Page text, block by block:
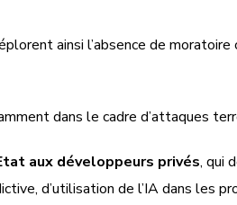
ainsi l’absence de
dans le cadre d’attaques
aux développeurs privés, qui
d’utilisation de l’IA dans les